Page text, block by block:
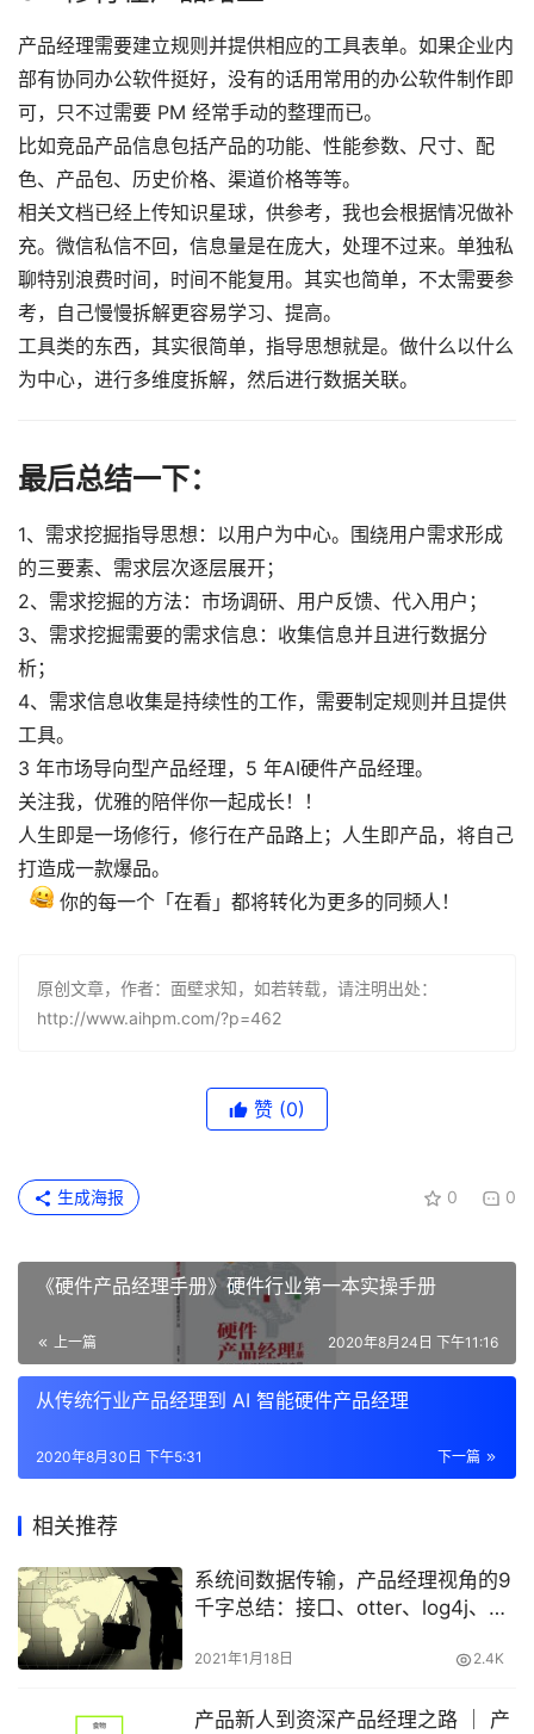
产品经理需要建立规则并提供相应的工具表单。如果企业内
部有协同办公软件挺好，没有的话用常用的办公软件制作即
可，只不过需要 PM 经常手动的整理而已。
比如竞品产品信息包括产品的功能、性能参数、尺寸、配
色、产品包、历史价格、渠道价格等等。
相关文档已经上传知识星球，供参考，我也会根据情况做补
充。微信私信不回，信息量是在庞大，处理不过来。单独私
聊特别浪费时间，时间不能复用。其实也简单，不太需要参
考，自己慢慢拆解更容易学习、提高。
工具类的东西，其实很简单，指导思想就是。做什么以什么
为中心，进行多维度拆解，然后进行数据关联。
最后总结一下：
1、需求挖掘指导思想：以用户为中心。围绕用户需求形成
的三要素、需求层次逐层展开；
2、需求挖掘的方法：市场调研、用户反馈、代入用户；
3、需求挖掘需要的需求信息：收集信息并且进行数据分
析；
4、需求信息收集是持续性的工作，需要制定规则并且提供
工具。
3 年市场导向型产品经理，5 年AI硬件产品经理。
关注我，优雅的陪伴你一起成长！！
人生即是一场修行，修行在产品路上；人生即产品，将自己
打造成一款爆品。
你的每一个「在看」都将转化为更多的同频人！
原创文章，作者：面壁求知，如若转载，请注明出处：
http://www.aihpm.com/?p=462
赞 (0)
0 0
生成海报
《硬件产品经理手册》硬件行业第一本实操手册
上一篇 2020年8月24日 下午11:16
从传统行业产品经理到 AI 智能硬件产品经理
下一篇
2020年8月30日 下午5:31
相关推荐
系统间数据传输，产品经理视角的9
千字总结：接口、otter、log4j、
2021年1月18日 2.4K
产品新人到资深产品经理之路 ｜ 产